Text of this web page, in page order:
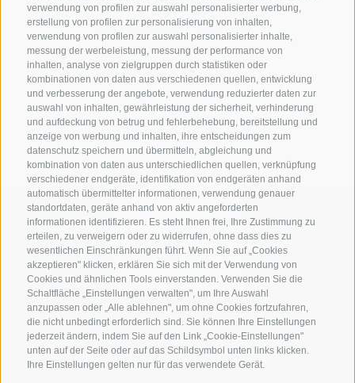
verwendung von profilen zur auswahl personalisierter werbung,
erstellung von profilen zur personalisierung von inhalten,
verwendung von profilen zur auswahl personalisierter inhalte,
messung der werbeleistung, messung der performance von
inhalten, analyse von zielgruppen durch statistiken oder
kombinationen von daten aus verschiedenen quellen, entwicklung
und verbesserung der angebote, verwendung reduzierter daten zur
auswahl von inhalten, gewährleistung der sicherheit, verhinderung
und aufdeckung von betrug und fehlerbehebung, bereitstellung und
anzeige von werbung und inhalten, ihre entscheidungen zum
datenschutz speichern und übermitteln, abgleichung und
kombination von daten aus unterschiedlichen quellen, verknüpfung
verschiedener endgeräte, identifikation von endgeräten anhand
automatisch übermittelter informationen, verwendung genauer
standortdaten, geräte anhand von aktiv angeforderten
informationen identifizieren. Es steht Ihnen frei, Ihre Zustimmung zu
erteilen, zu verweigern oder zu widerrufen, ohne dass dies zu
wesentlichen Einschränkungen führt. Wenn Sie auf „Cookies
akzeptieren" klicken, erklären Sie sich mit der Verwendung von
Cookies und ähnlichen Tools einverstanden. Verwenden Sie die
Schaltfläche „Einstellungen verwalten", um Ihre Auswahl
anzupassen oder „Alle ablehnen", um ohne Cookies fortzufahren,
die nicht unbedingt erforderlich sind. Sie können Ihre Einstellungen
jederzeit ändern, indem Sie auf den Link „Cookie-Einstellungen"
unten auf der Seite oder auf das Schildsymbol unten links klicken.
Ihre Einstellungen gelten nur für das verwendete Gerät.
Impressionen & 360° Tour
Wetter & Webcams
Anreise
Stories
Teil der alpinen Welt3 Zinnen Dolomiten